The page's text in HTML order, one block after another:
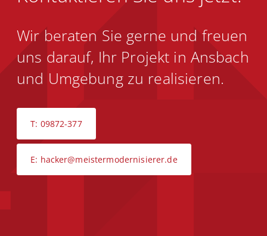
Wir beraten Sie gerne und freuen
uns darauf, Ihr Projekt in Ansbach
und Umgebung zu realisieren.
T: 09872-377
E: hacker@meistermodernisierer.de